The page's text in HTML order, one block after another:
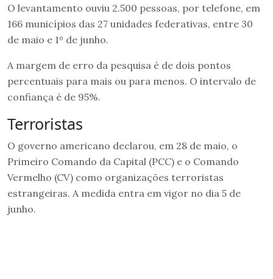
O levantamento ouviu 2.500 pessoas, por telefone, em
166 municípios das 27 unidades federativas, entre 30
de maio e 1º de junho.
A margem de erro da pesquisa é de dois pontos
percentuais para mais ou para menos. O intervalo de
confiança é de 95%.
Terroristas
O governo americano declarou, em 28 de maio, o
Primeiro Comando da Capital (PCC) e o Comando
Vermelho (CV) como organizações terroristas
estrangeiras. A medida entra em vigor no dia 5 de
junho.